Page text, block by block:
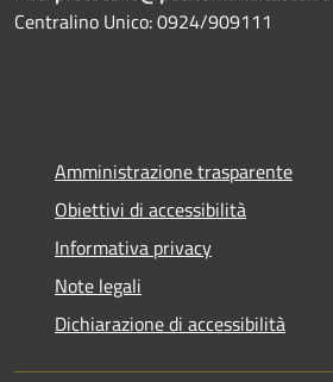
Centralino Unico: 0924/909111
Amministrazione trasparente
Obiettivi di accessibilità
Informativa privacy
Note legali
Dichiarazione di accessibilità